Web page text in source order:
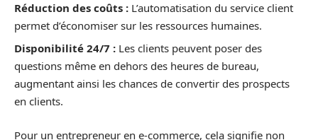
Réduction des coûts : L’automatisation du service client
permet d’économiser sur les ressources humaines.
Disponibilité 24/7 : Les clients peuvent poser des
questions même en dehors des heures de bureau,
augmentant ainsi les chances de convertir des prospects
en clients.
Pour un entrepreneur en e-commerce, cela signifie non